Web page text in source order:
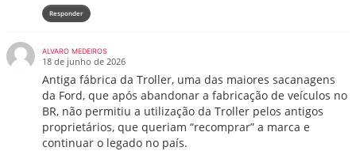
Responder
ALVARO MEDEIROS
18 de junho de 2026
Antiga fábrica da Troller, uma das maiores sacanagens
da Ford, que após abandonar a fabricação de veículos no
BR, não permitiu a utilização da Troller pelos antigos
proprietários, que queriam “recomprar” a marca e
continuar o legado no país.